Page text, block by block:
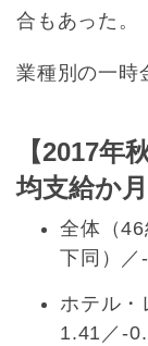
合もあった。
業種別の一時
【2017年
均支給か月
全体（
下同）／
ホテル・
1.41／-